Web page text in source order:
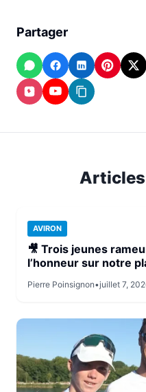
Partager
WhatsApp
Facebook
LinkedIn
X
Instagram
YouTubeCopier
lien
AVIRON
🎥 Trois jeunes
l’honneur sur notre
Pierre Poinsignon•juillet 7,